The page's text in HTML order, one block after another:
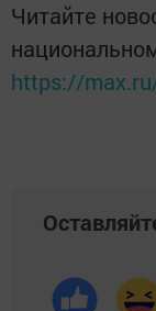
Читайте
https://